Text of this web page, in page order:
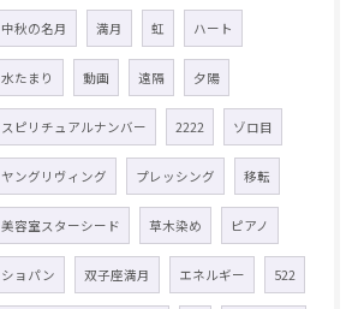
中秋の名月 満月 虹 ハート
水たまり 動画 遠隔 夕陽
スピリチュアルナンバー 2222 ゾロ目
ヤングリヴィング プレッシング 移転
美容室スターシード 草木染め ピアノ
ショパン 双子座満月 エネルギー 522